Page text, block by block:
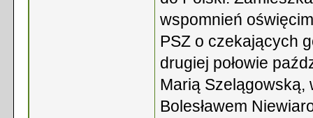
wspomnień
PSZ o czekających
drugiej połowie
Marią Szelągowską,
Bolesławem